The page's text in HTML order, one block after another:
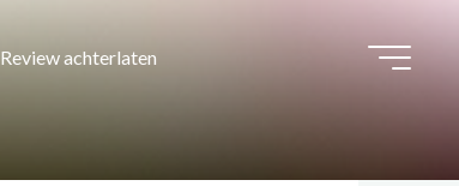
Review achterlaten